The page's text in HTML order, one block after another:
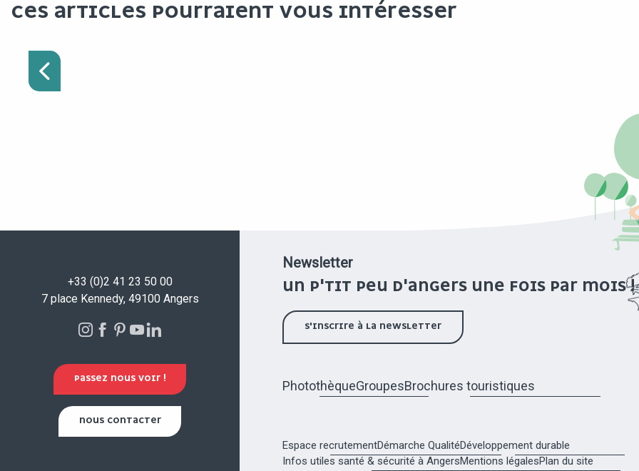
CES ARTICLES POURRAIENT VOUS INTÉRESSER
+33 (0)2 41 23 50 00
7 place Kennedy, 49100 Angers
PASSEZ NOUS VOIR !
NOUS CONTACTER
Newsletter
UN P'TIT PEU D'ANGERS UNE FOIS PAR MOIS !
S'INSCRIRE À LA NEWSLETTER
PhotothèqueGroupesBrochures touristiques
Espace recrutementDémarche QualitéDéveloppement durable
Infos utiles santé & sécurité à AngersMentions légalesPlan du site